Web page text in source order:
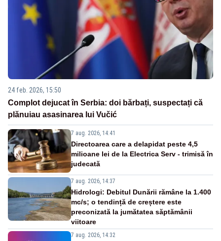
24 feb. 2026, 15:50
Complot dejucat în Serbia: doi bărbați, suspectați că
plănuiau asasinarea lui Vučić
7 aug. 2026, 14:41
Directoarea care a delapidat peste 4,5
milioane lei de la Electrica Serv - trimisă în
judecată
7 aug. 2026, 14:37
Hidrologi: Debitul Dunării rămâne la 1.400
mc/s; o tendință de creștere este
preconizată la jumătatea săptămânii
viitoare
7 aug. 2026, 14:32